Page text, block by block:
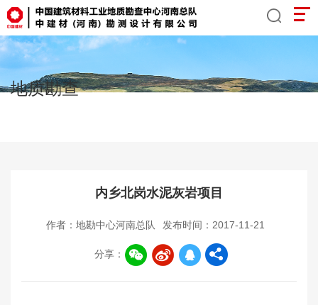
地质勘查
内乡北岗水泥灰岩项目
作者：地勘中心河南总队 发布时间：2017-11-21
分享：